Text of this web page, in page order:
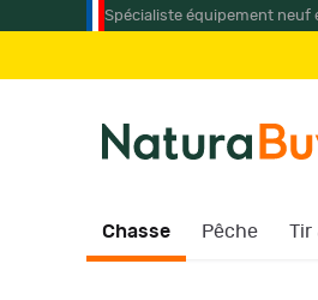
Spécialiste équipement neuf
Chasse Pêche Tir